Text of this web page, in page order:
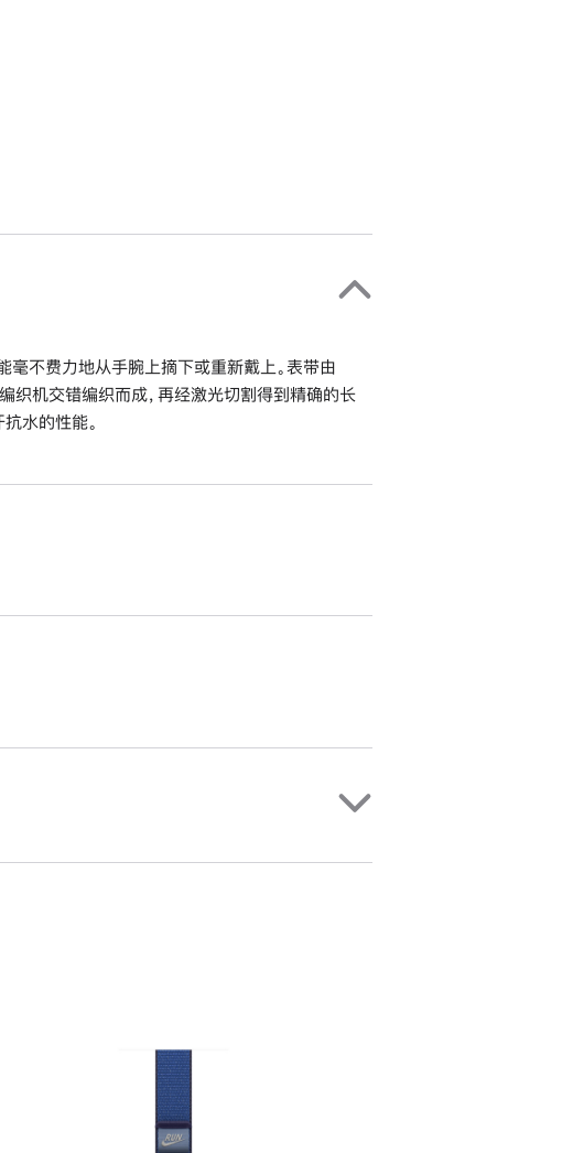
毫不费力地从手腕上摘下或重新戴上。表带由
机交错编织而成，再经激光切割得到精确的长
水的性能。